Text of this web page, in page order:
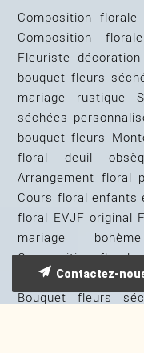
Composition
Composition
Fleuriste
bouquet fleurs
mariage rustique
séchées
bouquet fleurs
floral deuil
Arrangement floral
Cours floral enfants
floral EVJF original
mariage bohème
Composition
Fault-Yonne
Bouquet fleurs
Contactez-